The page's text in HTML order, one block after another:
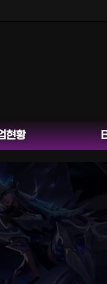
공식 홈페이지 카카오톡 외 다른
현황